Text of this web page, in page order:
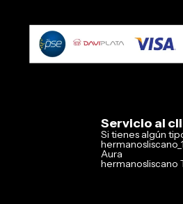
Servicio al
Si tienes algún
Aura
hermanosliscano